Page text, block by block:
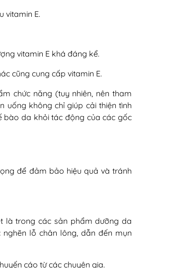
vitamin E.
vitamin E khá đáng kể.
cũng cung cấp vitamin E.
chức năng (tuy nhiên, nên tham
uống không chỉ giúp cải thiện tình
bào da khỏi tác động của các gốc
để đảm bảo hiệu quả và tránh
là trong các sản phẩm dưỡng da
lỗ chân lông, dẫn đến mụn
cáo từ các chuyên gia.